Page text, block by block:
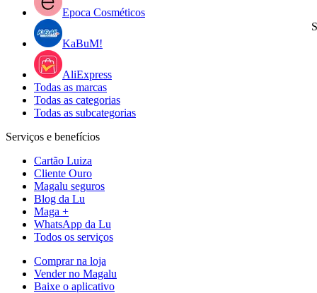
Epoca Cosméticos
KaBuM!
AliExpress
Todas as marcas
Todas as categorias
Todas as subcategorias
Serviços e benefícios
Cartão Luiza
Cliente Ouro
Magalu seguros
Blog da Lu
Maga +
WhatsApp da Lu
Todos os serviços
Comprar na loja
Vender no Magalu
Baixe o aplicativo